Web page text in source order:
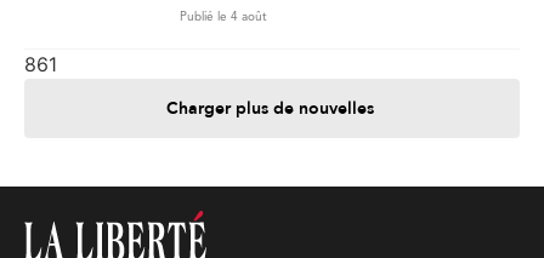
Publié le 4 août
861
Charger plus de nouvelles